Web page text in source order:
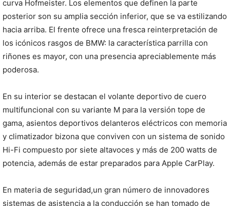
curva Hofmeister. Los elementos que definen la parte
posterior son su amplia sección inferior, que se va estilizando
hacia arriba. El frente ofrece una fresca reinterpretación de
los icónicos rasgos de BMW: la característica parrilla con
riñones es mayor, con una presencia apreciablemente más
poderosa.
En su interior se destacan el volante deportivo de cuero
multifuncional con su variante M para la versión tope de
gama, asientos deportivos delanteros eléctricos con memoria
y climatizador bizona que conviven con un sistema de sonido
Hi-Fi compuesto por siete altavoces y más de 200 watts de
potencia, además de estar preparados para Apple CarPlay.
En materia de seguridad,un gran número de innovadores
sistemas de asistencia a la conducción se han tomado de